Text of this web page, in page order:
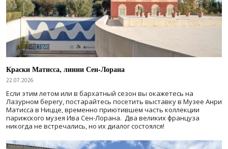
Краски Матисса, линии Сен-Лорана
22.07.2026
Если этим летом или в бархатный сезон вы окажетесь на
Лазурном берегу, постарайтесь посетить выставку в Музее Анри
Матисса в Ницце, временно приютившем часть коллекции
парижского музея Ива Сен-Лорана. Два великих француза
никогда не встречались, но их диалог состоялся!